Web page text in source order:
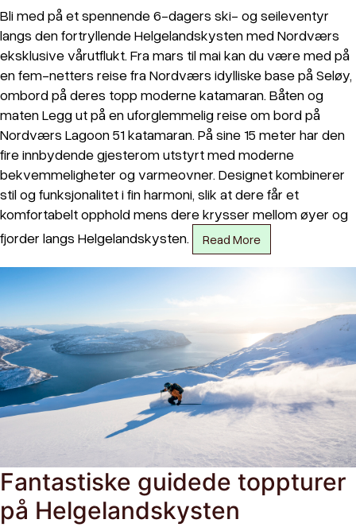
Bli med på et spennende 6-dagers ski- og seileventyr
langs den fortryllende Helgelandskysten med Nordværs
eksklusive vårutflukt. Fra mars til mai kan du være med på
en fem-netters reise fra Nordværs idylliske base på Seløy,
ombord på deres topp moderne katamaran. Båten og
maten Legg ut på en uforglemmelig reise om bord på
Nordværs Lagoon 51 katamaran. På sine 15 meter har den
fire innbydende gjesterom utstyrt med moderne
bekvemmeligheter og varmeovner. Designet kombinerer
stil og funksjonalitet i fin harmoni, slik at dere får et
komfortabelt opphold mens dere krysser mellom øyer og
fjorder langs Helgelandskysten.
Read More
Fantastiske guidede toppturer
på Helgelandskysten